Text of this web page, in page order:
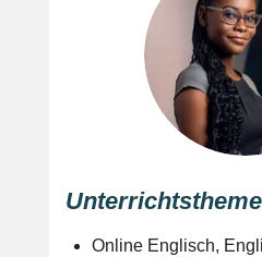
Online Englisch,